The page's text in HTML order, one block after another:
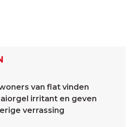
van flat vinden
irritant en geven
verrassing